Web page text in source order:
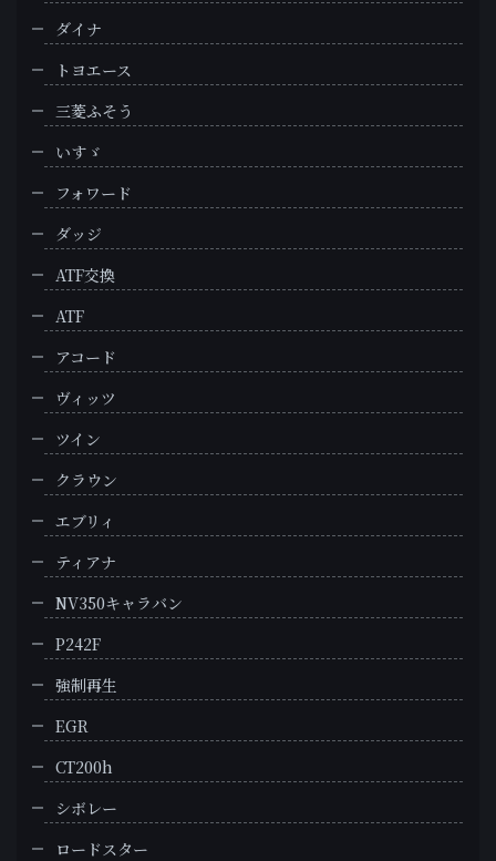
ダイナ
トヨエース
三菱ふそう
いすゞ
フォワード
ダッジ
ATF交換
ATF
アコード
ヴィッツ
ツイン
クラウン
エブリィ
ティアナ
NV350キャラバン
P242F
強制再生
EGR
CT200h
シボレー
ロードスター